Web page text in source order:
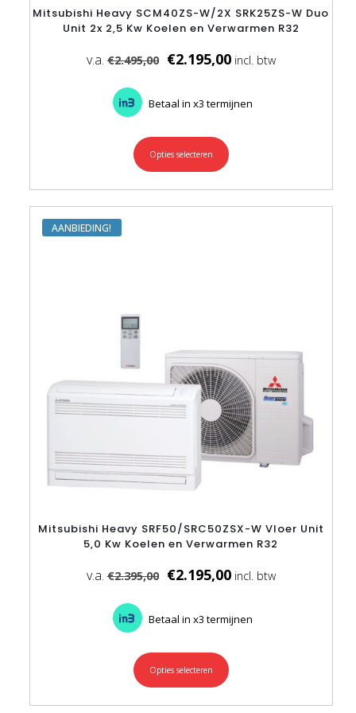
Mitsubishi Heavy SCM40ZS-W/2X SRK25ZS-W Duo
Unit 2x 2,5 Kw Koelen en Verwarmen R32
€2.495,00 €2.195,00
Betaal in x3 termijnen
Opties selecteren
Dit
product
heeft
meerdere
op
de
productpagina
Mitsubishi Heavy SRF50/SRC50ZSX-W Vloer Unit
5,0 Kw Koelen en Verwarmen R32
€2.395,00 €2.195,00
Betaal in x3 termijnen
Opties selecteren
Dit
product
heeft